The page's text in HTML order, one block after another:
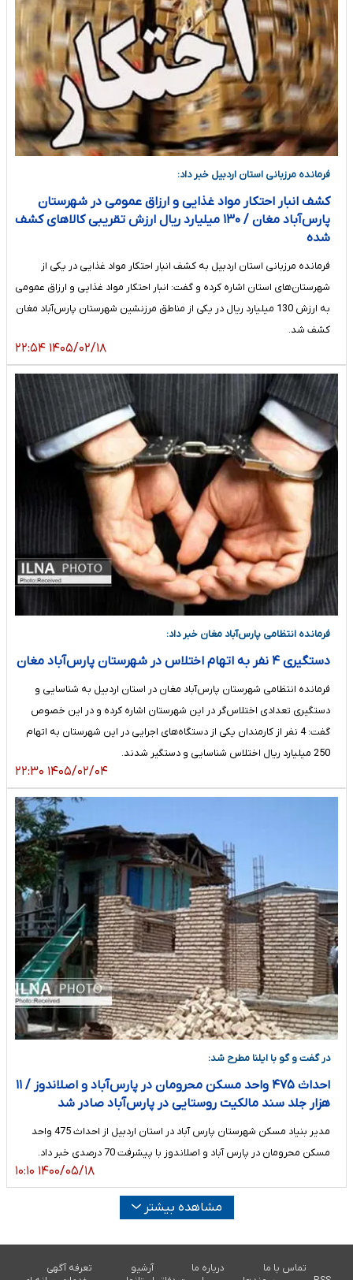
فرمانده مرزبانی استان اردبیل خبر داد:
کشف انبار احتکار مواد غذایی و ارزاق عمومی در شهرستان
پارس‌آباد مغان / ۱۳۰ میلیارد ریال ارزش تقریبی کالاهای کشف
شده
فرمانده مرزبانی استان اردبیل به کشف انبار احتکار مواد غذایی در یکی از
شهرستان‌های استان اشاره کرده و گفت: انبار احتکار مواد غذایی و ارزاق عمومی
به ارزش 130 میلیارد ریال در یکی از مناطق مرزنشین شهرستان پارس‌آباد مغان
کشف شد.
۱۴۰۵/۰۲/۱۸ ۲۲:۵۴
فرمانده انتظامی پارس‌آباد مغان خبر داد:
دستگیری ۴ نفر به اتهام اختلاس در شهرستان پارس‌آباد مغان
فرمانده انتظامی شهرستان پارس‌آباد مغان در استان اردبیل به شناسایی و
دستگیری تعدادی اختلاس‌گر در این شهرستان اشاره کرده و در این خصوص
گفت: 4 نفر از کارمندان یکی از دستگاه‌های اجرایی در این شهرستان به اتهام
250 میلیارد ریال اختلاس شناسایی و دستگیر شدند.
۱۴۰۵/۰۲/۰۴ ۲۲:۳۰
در گفت و گو با ایلنا مطرح شد:
احداث ۴۷۵ واحد مسکن محرومان در پارس‌آباد و اصلاندوز / ۱۱
هزار جلد سند مالکیت روستایی در پارس‌آباد صادر شد
مدیر بنیاد مسکن شهرستان پارس آباد در استان اردبیل از احداث 475 واحد
مسکن محرومان در پارس آباد و اصلاندوز با پیشرفت 70 درصدی خبر داد.
۱۴۰۰/۰۵/۱۸ ۱۰:۱۰
مشاهده بیشتر
تماس با ما درباره ما آرشیو
تعرفه آگهی